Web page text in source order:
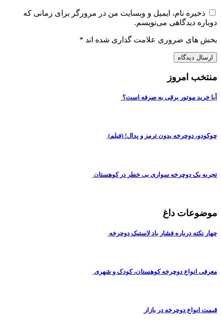
ذخیره نام، ایمیل و وبسایت من در مرورگر برای زمانی که
دوباره دیدگاهی می‌نویسم.
بخش های ضروری علامت گذاری شده اند *
منتخب امروز
آیا خرید موتور برقی به صرفه است؟
چوکودو، دوچرخه بدون ترمز و پدال! (فیلم)
تجربه یک دوچرخه سواری بی خطر در کوهستان
موضوعات داغ
چهار نکته درباره فشار باد لاستیک دوچرخه
معرفی انواع دوچرخه کوهستان، کودک و شهری
قیمت انواع دوچرخه در بازار